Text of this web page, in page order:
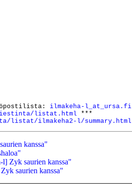
ilmakeha-l_at_ursa.fi
listat.html ***
listat/ilmakeha2-l/summary.html
kanssa"
Zyk saurien kanssa"
saurien kanssa"